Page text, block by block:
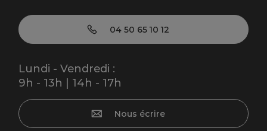
04 50 65 10 12
Lundi - Vendredi :
9h - 13h | 14h - 17h
Nous écrire